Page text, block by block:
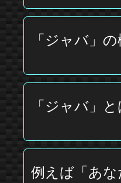
「ジャバ」
「ジャバ」
例えば「あ